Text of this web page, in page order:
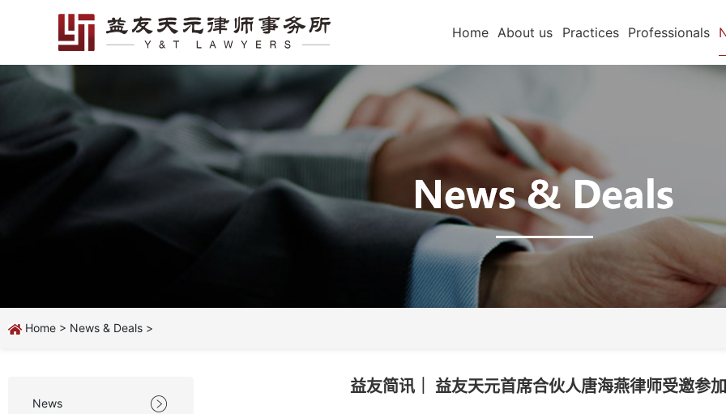
Home About us Practices Professionals
Home > News & Deals >
News 
益友简讯｜ 益友天元首席合伙人唐海燕律师受邀参